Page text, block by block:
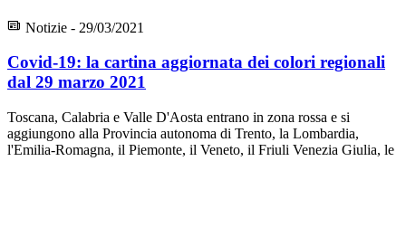
Notizie - 29/03/2021
Covid-19: la cartina aggiornata dei colori regionali
dal 29 marzo 2021
Toscana, Calabria e Valle D'Aosta entrano in zona rossa e si
aggiungono alla Provincia autonoma di Trento, la Lombardia,
l'Emilia-Romagna, il Piemonte, il Veneto, il Friuli Venezia Giulia, le